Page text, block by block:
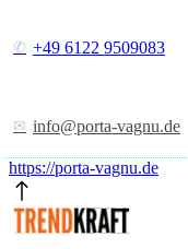
+49 6122 9509083
info@porta-vagnu.de
https://porta-vagnu.de